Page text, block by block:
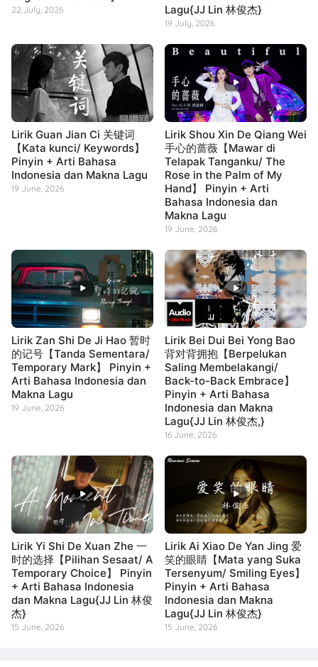
22 July, 2026
Lagu{JJ Lin 林俊杰}
19 July, 2026
Lirik Guan Jian Ci 关键词
【Kata kunci/ Keywords】
Pinyin + Arti Bahasa
Indonesia dan Makna Lagu
19 June, 2026
Lirik Shou Xin De Qiang Wei
手心的蔷薇【Mawar di
Telapak Tanganku/ The
Rose in the Palm of My
Hand】 Pinyin + Arti
Bahasa Indonesia dan
Makna Lagu
19 June, 2026
Lirik Zan Shi De Ji Hao 暂时
的记号【Tanda Sementara/
Temporary Mark】 Pinyin +
Arti Bahasa Indonesia dan
Makna Lagu
19 June, 2026
Lirik Bei Dui Bei Yong Bao
背对背拥抱【Berpelukan
Saling Membelakangi/
Back-to-Back Embrace】
Pinyin + Arti Bahasa
Indonesia dan Makna
Lagu{JJ Lin 林俊杰,}
16 June, 2026
Lirik Yi Shi De Xuan Zhe 一
时的选择【Pilihan Sesaat/ A
Temporary Choice】 Pinyin
+ Arti Bahasa Indonesia
dan Makna Lagu{JJ Lin 林俊
杰}
15 June, 2026
Lirik Ai Xiao De Yan Jing 爱
笑的眼睛【Mata yang Suka
Tersenyum/ Smiling Eyes】
Pinyin + Arti Bahasa
Indonesia dan Makna
Lagu{JJ Lin 林俊杰}
15 June, 2026